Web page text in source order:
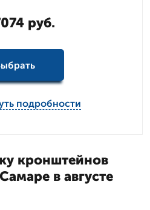
руб.
подробности
кронштейнов
в августе